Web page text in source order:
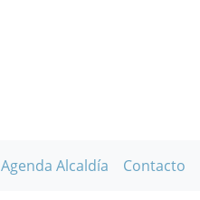
Agenda Alcaldía Contacto